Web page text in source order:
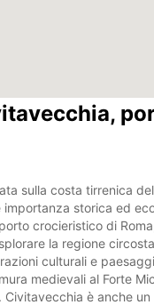
sulla costa tirrenica
storica ed
crocieristico di
la regione
culturali e
medievali al Forte
Civitavecchia è anche